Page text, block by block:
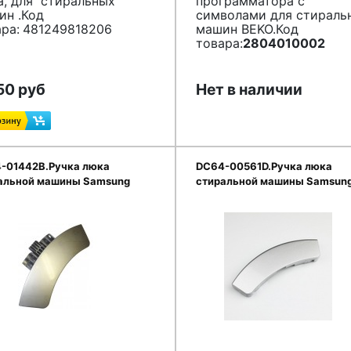
.Код
481249818206
руб
символами для
машин BEKO.Код
товара:2804010002
Нет в наличии
01442B.Ручка люка
машины Samsung
DC64-00561D.Ручка люка
стиральной машины